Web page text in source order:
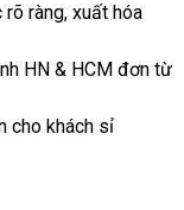
ràng, xuất hóa
HN & HCM đơn từ
cho khách sỉ